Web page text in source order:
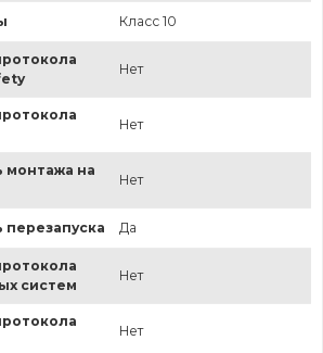
Класс 10
Нет
Нет
монтажа на
Нет
Да
систем
Нет
Нет